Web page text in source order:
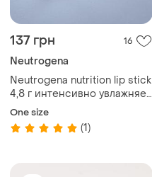
137 грн 16
Neutrogena
Neutrogena nutrition lip stick
4,8 г интенсивно увлажняет,
смягчает и питает сухие и
поврежденные губы.
One size
(1)